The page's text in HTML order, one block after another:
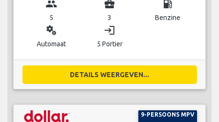
group
5
business_center
3
local_gas_station
Benzine
miscellaneous_services
Automaat
login
5 Portier
DETAILS WEERGEVEN...
9-PERSOONS MPV